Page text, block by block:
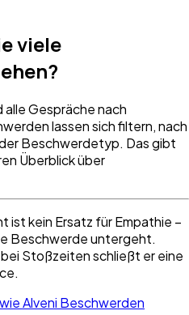
viele
alle Gespräche nach
lassen sich filtern, nach
Beschwerdetyp. Das gibt
Überblick über
ist kein Ersatz für Empathie –
Beschwerde untergeht.
Stoßzeiten schließt er eine
Alveni Beschwerden